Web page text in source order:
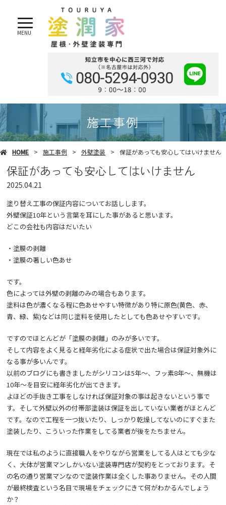
MENU
施工事例
HOME 施工事例 外壁塗装 保証があっても安心してはいけません
保証があっても安心してはいけません
2025.04.21
塗り替え工事の保証内容についてお話しします。
外壁保証10年という言葉を耳にした事があると思います。
どこの会社も内容はだいたい
・塗膜の剥離
・塗膜の著しい色あせ
です。
色によっては外壁の剥離のみの場合もあります。
塗料は色が濃くなる程に色あせやすい特徴があり特に原色(黄色、赤、
青、緑、紫)などは同じ塗料を使用したとしても色あせやすいです。
ですのでほとんどが「塗膜の剥離」のみが多いです。
そして内容をよく見ると経年劣化による症状で出た場合は保証対象外に
なる事が多いんです。
以前のブログにも書きましたがシリコンは5年〜、フッ素8年〜、無機は
10年〜を目安に経年劣化が出てきます。
よほどの手抜き工事をしなければ保証対象の事は起きないという事で
す。そして外壁以外の付帯部塗装は保証を出していない業者がほとんど
です。なので工程を一つ抜いたり、しっかり乾燥してないのにすぐまた
塗装したり、こういった作業をしてる業者が後をたちません。
現在では私のように直接職人をやりながら営業をしてる人はとても少な
く、大体が営業マンしかいない塗装専門店が契約をとっております。そ
の名の通り営業マンなので塗装作業は全くした事ありません。その人間
が最終検査という名目で現場をチェックにきて何がわかるんでしょう
か？